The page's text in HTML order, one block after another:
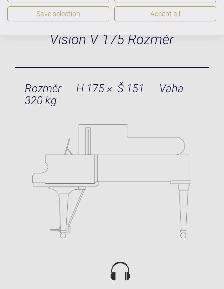
Vision V 175 Rozměr
Rozměr H 175 × Š 151
Váha
320 kg
Save selection Accept all